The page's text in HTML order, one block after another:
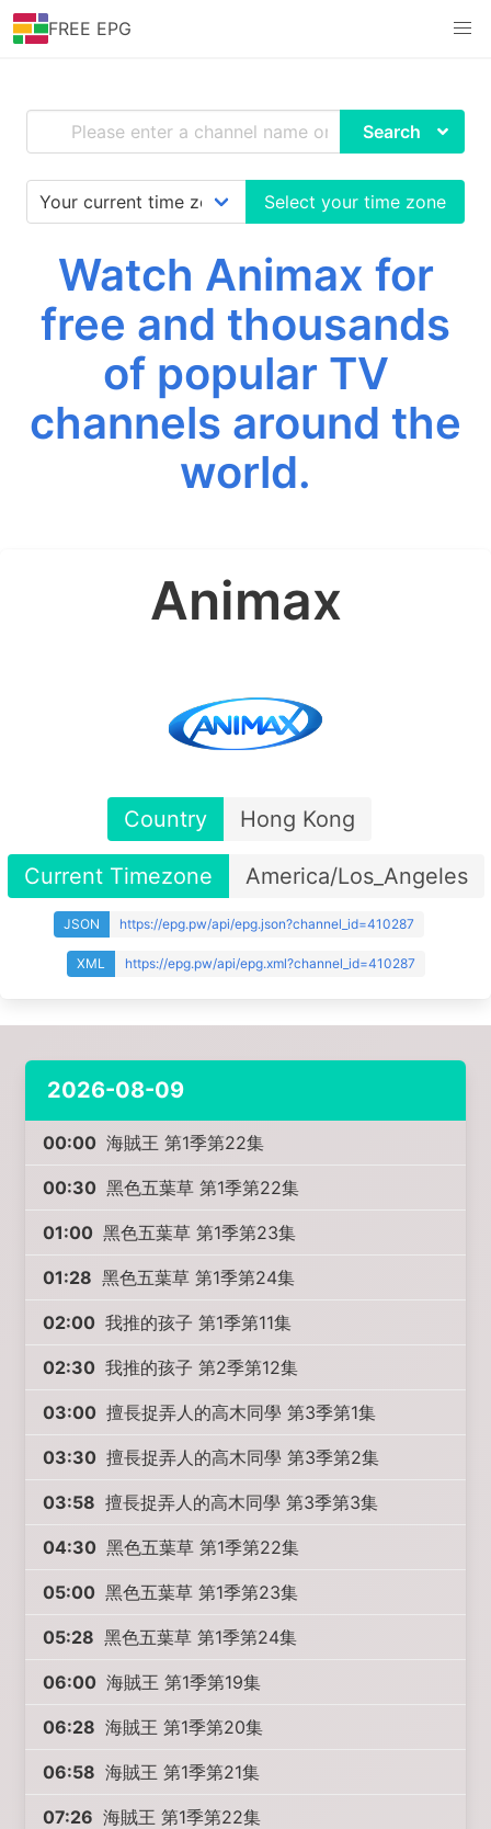
FREE EPG
Search
Select your time zone
Watch Animax for
free and thousands
of popular TV
channels around the
world.
Animax
Country Hong Kong
Current Timezone America/Los_Angeles
JSON https://epg.pw/api/epg.json?channel_id=410287
XML https://epg.pw/api/epg.xml?channel_id=410287
2026-08-09
00:00 海賊王 第1季第22集
00:30 黑色五葉草 第1季第22集
01:00 黑色五葉草 第1季第23集
01:28 黑色五葉草 第1季第24集
02:00 我推的孩子 第1季第11集
02:30 我推的孩子 第2季第12集
03:00 擅長捉弄人的高木同學 第3季第1集
03:30 擅長捉弄人的高木同學 第3季第2集
03:58 擅長捉弄人的高木同學 第3季第3集
04:30 黑色五葉草 第1季第22集
05:00 黑色五葉草 第1季第23集
05:28 黑色五葉草 第1季第24集
06:00 海賊王 第1季第19集
06:28 海賊王 第1季第20集
06:58 海賊王 第1季第21集
07:26 海賊王 第1季第22集